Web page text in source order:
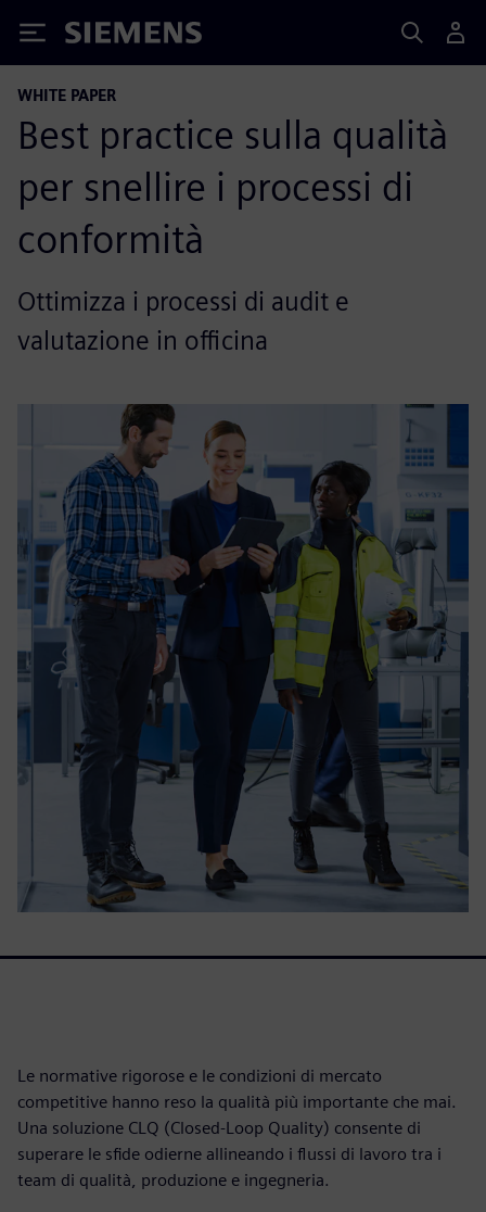
Siemens
WHITE PAPER
Best practice sulla qualità
per snellire i processi di
conformità
Ottimizza i processi di audit e
valutazione in officina
Le normative rigorose e le condizioni di mercato
competitive hanno reso la qualità più importante che mai.
Una soluzione CLQ (Closed-Loop Quality) consente di
superare le sfide odierne allineando i flussi di lavoro tra i
team di qualità, produzione e ingegneria.